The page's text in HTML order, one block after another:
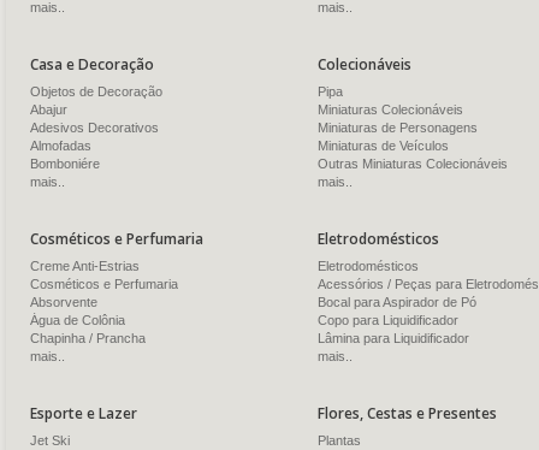
mais..
mais..
Casa e Decoração
Objetos de Decoração
Abajur
Adesivos Decorativos
Almofadas
Bomboniére
mais..
Colecionáveis
Pipa
Miniaturas Colecionáveis
Miniaturas de Personagens
Miniaturas de Veículos
Outras Miniaturas Colecionáveis
mais..
Cosméticos e Perfumaria
Creme Anti-Estrias
Cosméticos e Perfumaria
Absorvente
Água de Colônia
Chapinha / Prancha
mais..
Eletrodomésticos
Eletrodomésticos
Acessórios / Peças para
Bocal para Aspirador de Pó
Copo para Liquidificador
Lâmina para Liquidificador
mais..
Esporte e Lazer
Jet Ski
Flores, Cestas e Presentes
Plantas